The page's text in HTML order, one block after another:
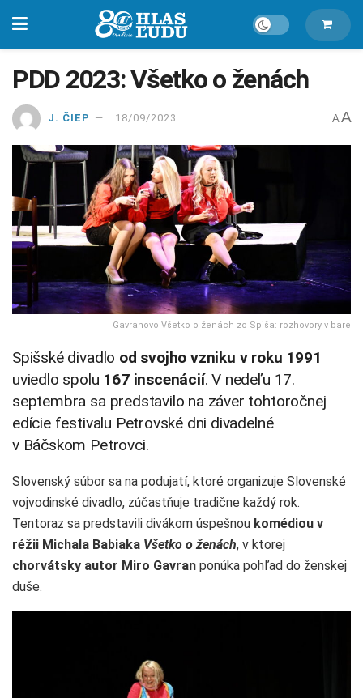
PDD 2023: Všetko o ženách
J. ČIEP 18/09/2023 A A
Gavranovo Všetko o ženách zo Spiša: rozhovory v bare
Spišské divadlo od svojho vzniku v roku 1991
uviedlo spolu 167 inscenácií. V nedeľu 17.
septembra sa predstavilo na záver tohtoročnej
edície festivalu Petrovské dni divadelné
v Báčskom Petrovci.
Slovenský súbor sa na podujatí, ktoré organizuje Slovenské
vojvodinské divadlo, zúčastňuje tradične každý rok.
Tentoraz sa predstavili divákom úspešnou komédiou v
réžii Michala Babiaka Všetko o ženách, v ktorej
chorvátsky autor Miro Gavran ponúka pohľad do ženskej
duše.